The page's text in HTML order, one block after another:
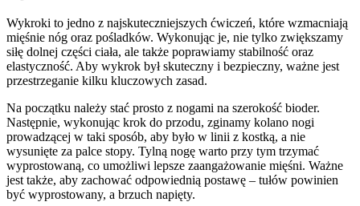
Wykroki to jedno z najskuteczniejszych ćwiczeń, które wzmacniają
mięśnie nóg oraz pośladków. Wykonując je, nie tylko zwiększamy
siłę dolnej części ciała, ale także poprawiamy stabilność oraz
elastyczność. Aby wykrok był skuteczny i bezpieczny, ważne jest
przestrzeganie kilku kluczowych zasad.
Na początku należy stać prosto z nogami na szerokość bioder.
Następnie, wykonując krok do przodu, zginamy kolano nogi
prowadzącej w taki sposób, aby było w linii z kostką, a nie
wysunięte za palce stopy. Tylną nogę warto przy tym trzymać
wyprostowaną, co umożliwi lepsze zaangażowanie mięśni. Ważne
jest także, aby zachować odpowiednią postawę – tułów powinien
być wyprostowany, a brzuch napięty.